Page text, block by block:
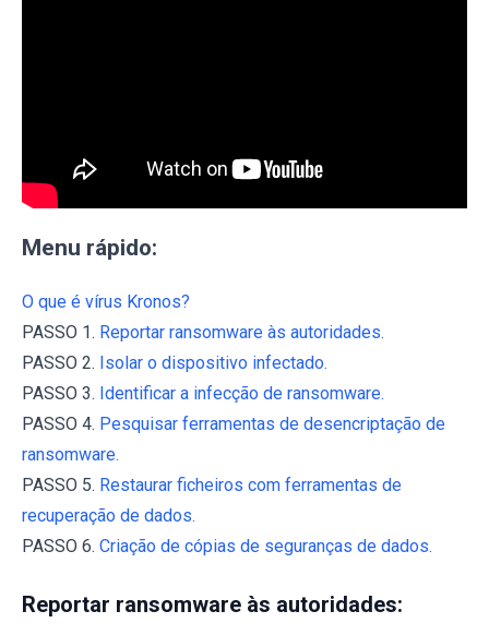
Menu rápido:
O que é vírus Kronos?
PASSO 1. Reportar ransomware às autoridades.
PASSO 2. Isolar o dispositivo infectado.
PASSO 3. Identificar a infecção de ransomware.
PASSO 4. Pesquisar ferramentas de desencriptação de
ransomware.
PASSO 5. Restaurar ficheiros com ferramentas de
recuperação de dados.
PASSO 6. Criação de cópias de seguranças de dados.
Reportar ransomware às autoridades: